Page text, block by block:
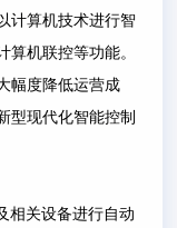
计算机技术进行智
算机联控等功能。
幅度降低运营成
型现代化智能控制
相关设备进行自动